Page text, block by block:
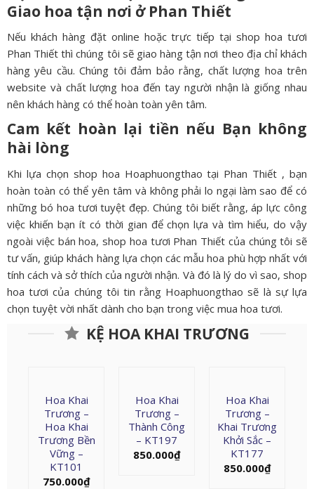
Giao hoa tận nơi ở Phan Thiết
Nếu khách hàng đặt online hoặc trực tiếp tại shop hoa tươi
Phan Thiết thì chúng tôi sẽ giao hàng tận nơi theo địa chỉ khách
hàng yêu cầu. Chúng tôi đảm bảo rằng, chất lượng hoa trên
website và chất lượng hoa đến tay người nhận là giống nhau
nên khách hàng có thể hoàn toàn yên tâm.
Cam kết hoàn lại tiền nếu Bạn không
hài lòng
Khi lựa chọn shop hoa Hoaphuongthao tại Phan Thiết , bạn
hoàn toàn có thể yên tâm và không phải lo ngại làm sao để có
những bó hoa tươi tuyệt đẹp. Chúng tôi biết rằng, áp lực công
việc khiến bạn ít có thời gian để chọn lựa và tìm hiểu, do vậy
ngoài việc bán hoa, shop hoa tươi Phan Thiết của chúng tôi sẽ
tư vấn, giúp khách hàng lựa chọn các mẫu hoa phù hợp nhất với
tính cách và sở thích của người nhận. Và đó là lý do vì sao, shop
hoa tươi của chúng tôi tin rằng Hoaphuongthao sẽ là sự lựa
chọn tuyệt vời nhất dành cho bạn trong việc mua hoa tươi.
KỆ HOA KHAI TRƯƠNG
Hoa Khai
Trương –
Hoa Khai
Trương Bền
Vững –
KT101
750.000₫
Hoa Khai
Trương –
Thành Công
– KT197
850.000₫
Hoa Khai
Trương –
Khai Trương
Khởi Sắc –
KT177
850.000₫